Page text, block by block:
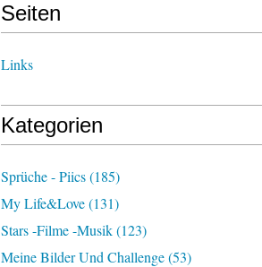
Seiten
Links
Kategorien
Sprüche - Piics(185)
My Life&love(131)
Stars -filme -musik(123)
Meine Bilder Und Challenge(53)